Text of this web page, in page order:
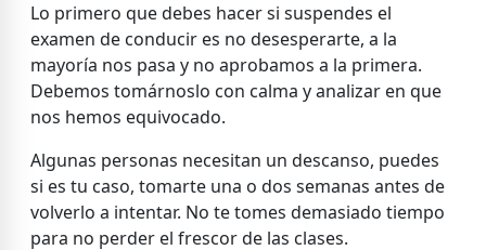
Lo primero que debes hacer si suspendes el
examen de conducir es no desesperarte, a la
mayoría nos pasa y no aprobamos a la primera.
Debemos tomárnoslo con calma y analizar en que
nos hemos equivocado.
Algunas personas necesitan un descanso, puedes
si es tu caso, tomarte una o dos semanas antes de
volverlo a intentar. No te tomes demasiado tiempo
para no perder el frescor de las clases.